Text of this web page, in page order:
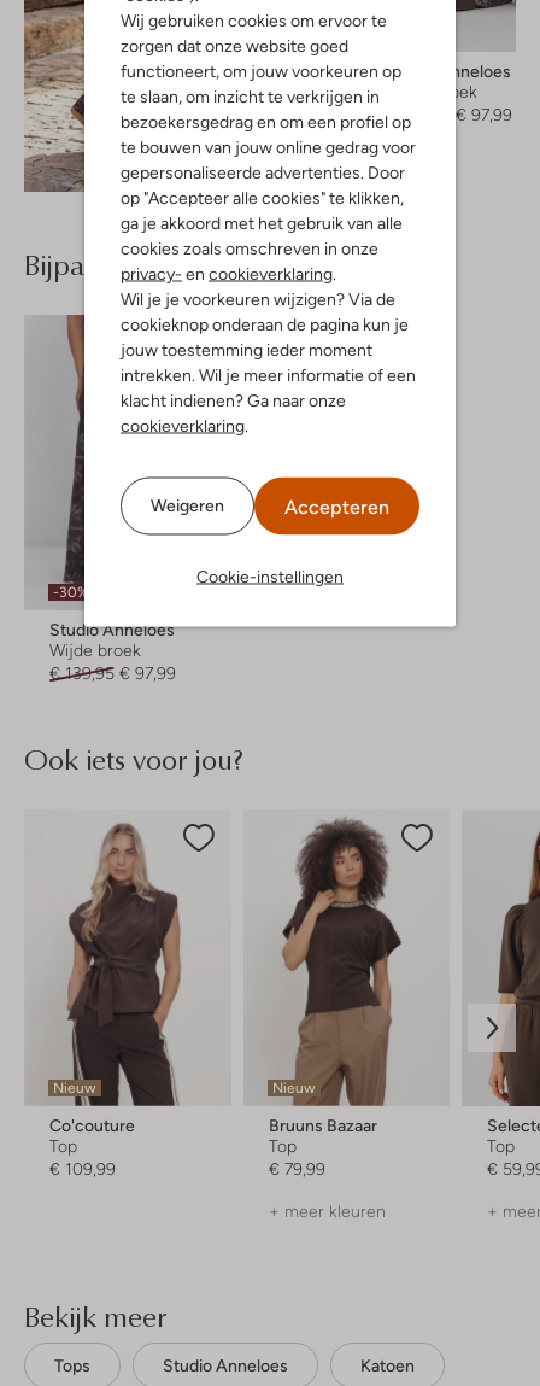
Wij gebruiken cookies om ervoor te
zorgen dat onze website goed
functioneert, om jouw voorkeuren op
te slaan, om inzicht te verkrijgen in
bezoekersgedrag en om een profiel op
te bouwen van jouw online gedrag voor
gepersonaliseerde advertenties. Door
op "Accepteer alle cookies" te klikken,
ga je akkoord met het gebruik van alle
cookies zoals omschreven in onze
privacy- en cookieverklaring
Wil je je voorkeuren wijzigen? Via de
cookieknop onderaan de pagina kun je
jouw toestemming ieder moment
intrekken. Wil je meer informatie of een
klacht indienen? Ga naar onze
cookieverklaring
Weigeren Accepteren
Cookie-instellingen
Ontdek de look
Studio Anneloes
Wijde broek
€ 139,95
€ 97,99
Bijpassende producten
-30%
Studio Anneloes
Wijde broek
€ 139,95 € 97,99
Ook iets voor jou?
Nieuw
Co'couture
Top
€ 109,99
Nieuw
Bruuns Bazaar
Top
€ 79,99
+ meer kleuren
Top
€
+
Bekijk meer
Tops Studio Anneloes Katoen